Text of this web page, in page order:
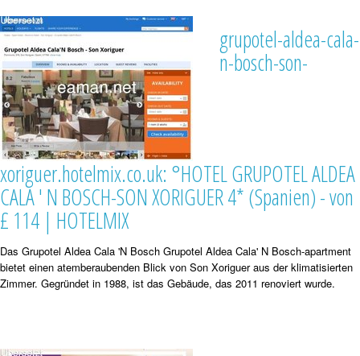
grupotel-aldea-cala-
n-bosch-son-
xoriguer.hotelmix.co.uk: °HOTEL GRUPOTEL ALDEA
CALA ' N BOSCH-SON XORIGUER 4* (Spanien) - von
£ 114 | HOTELMIX
Das Grupotel Aldea Cala 'N Bosch Grupotel Aldea Cala' N Bosch-apartment
bietet einen atemberaubenden Blick von Son Xoriguer aus der klimatisierten
Zimmer. Gegründet in 1988, ist das Gebäude, das 2011 renoviert wurde.